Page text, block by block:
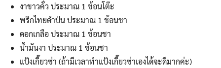
งาขาวคั่ว ประมาณ 1 ช้อนโต๊ะ
พริกไทยดำป่น ประมาณ 1 ช้อนชา
ดอกเกลือ ประมาณ 1 ช้อนชา
น้ำมันงา ประมาณ 1 ช้อนชา
แป้งเกี๊ยวซ่า (ถ้ามีเวลาทำแป้งเกี๊ยวซ่าเองได้จะดีมากค่ะ)